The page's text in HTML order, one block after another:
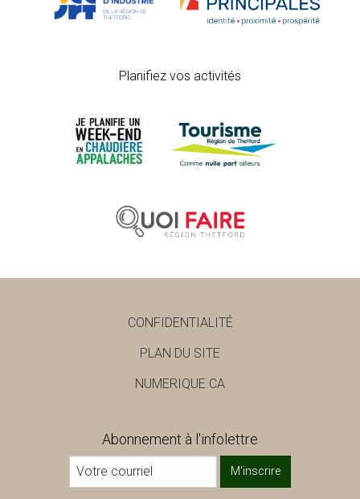
Planifiez vos activités
CONFIDENTIALITÉ
PLAN DU SITE
NUMERIQUE.CA
Abonnement à l'infolettre